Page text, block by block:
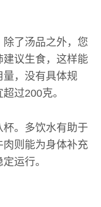
了汤品之外，您
议生食，这样能
量，没有具体规
过200克。
。多饮水有助于
则能为身体补充
运行。